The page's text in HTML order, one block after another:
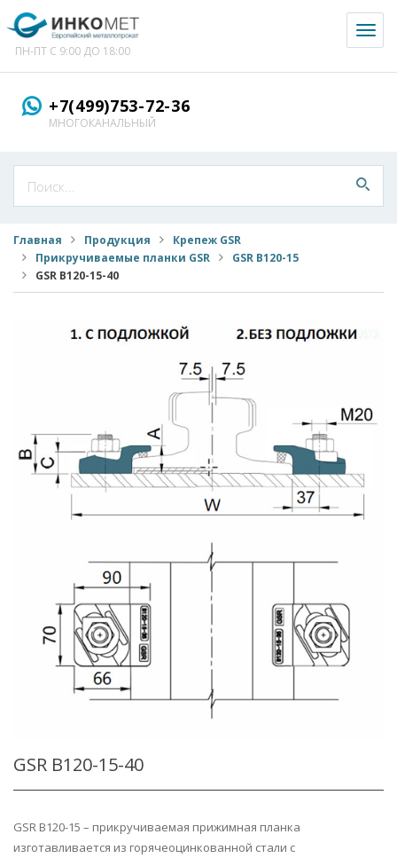
ПН-ПТ С 9:00 ДО 18:00
+7(499)753-72-36
МНОГОКАНАЛЬНЫЙ
Главная Продукция
Крепеж GSR
Прикручиваемые планки GSR
GSR B120-15
GSR B120-15-40
GSR B120-15-40
GSR B120-15 – прикручиваемая прижимная планка
изготавливается из горячеоцинкованной стали с